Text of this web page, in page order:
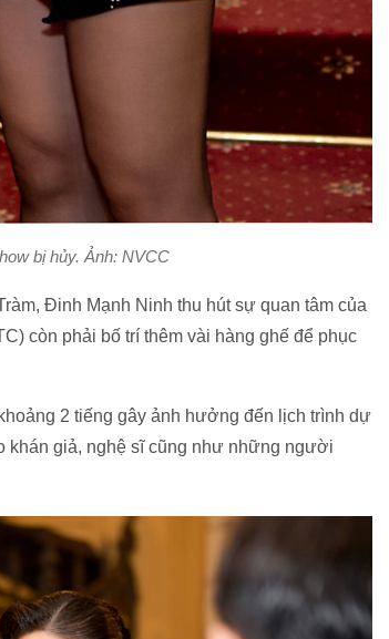
bị hủy. Ảnh: NVCC
Đinh Mạnh Ninh thu hút sự quan tâm của
còn phải bố trí thêm vài hàng ghế để phục
2 tiếng gây ảnh hưởng đến lịch trình dự
khán giả, nghệ sĩ cũng như những người